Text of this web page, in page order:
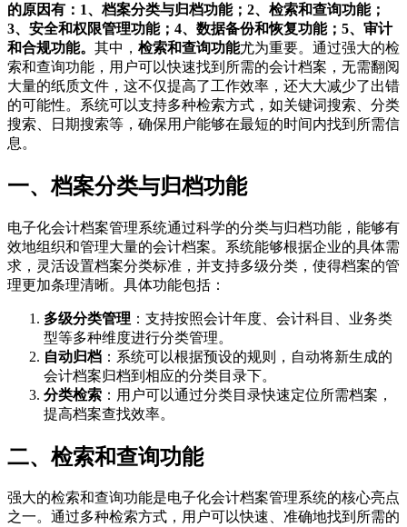
的原因有：1、档案分类与归档功能；2、检索和查询功能；
3、安全和权限管理功能；4、数据备份和恢复功能；5、审计
和合规功能。 其中， 检索和查询功能尤为重要。通过强大的检
索和查询功能，用户可以快速找到所需的会计档案，无需翻阅
大量的纸质文件，这不仅提高了工作效率，还大大减少了出错
的可能性。系统可以支持多种检索方式，如关键词搜索、分类
搜索、日期搜索等，确保用户能够在最短的时间内找到所需信
息。
一、档案分类与归档功能
电子化会计档案管理系统通过科学的分类与归档功能，能够有
效地组织和管理大量的会计档案。系统能够根据企业的具体需
求，灵活设置档案分类标准，并支持多级分类，使得档案的管
理更加条理清晰。具体功能包括：
多级分类管理 ：支持按照会计年度、会计科目、业务类
型等多种维度进行分类管理。
自动归档 ：系统可以根据预设的规则，自动将新生成的
会计档案归档到相应的分类目录下。
分类检索 ：用户可以通过分类目录快速定位所需档案，
提高档案查找效率。
二、检索和查询功能
强大的检索和查询功能是电子化会计档案管理系统的核心亮点
之一。通过多种检索方式，用户可以快速、准确地找到所需的